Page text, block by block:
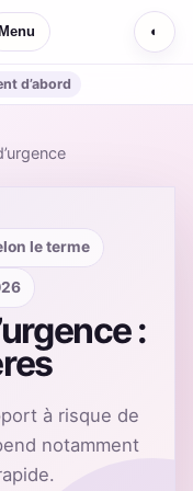
Menu ◐
d’abord
le terme
:
à risque de
notamment